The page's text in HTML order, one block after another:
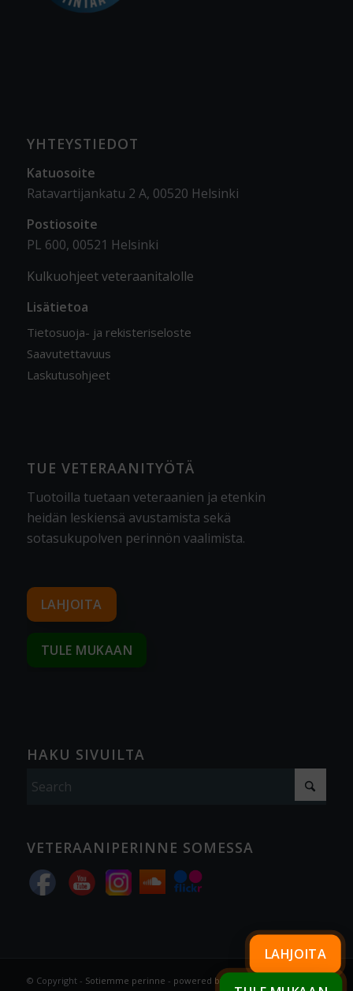
YHTEYSTIEDOT
Katuosoite
Ratavartijankatu 2 A, 00520 Helsinki
Postiosoite
PL 600, 00521 Helsinki
Kulkuohjeet veteraanitalolle
Lisätietoa
Tietosuoja- ja rekisteriseloste
Saavutettavuus
Laskutusohjeet
TUE VETERAANITYÖTÄ
Tuotoilla tuetaan veteraanien ja etenkin
heidän leskiensä avustamista sekä
sotasukupolven perinnön vaalimista.
LAHJOITA
TULE MUKAAN
HAKU SIVUILTA
VETERAANIPERINNE SOMESSA
© Copyright - Sotiemme perinne - powered by Enfold WordPress
LAHJOITA